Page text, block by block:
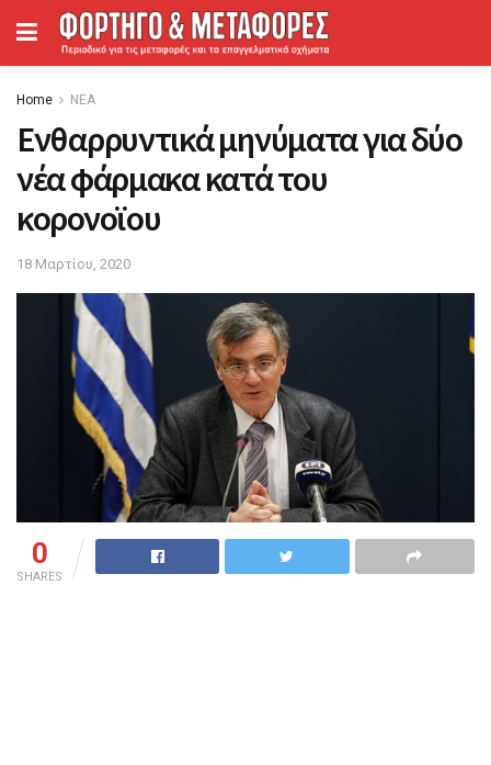
Home ΝΕΑ
Ενθαρρυντικά μηνύματα για δύο
νέα φάρμακα κατά του
κορονοϊου
18 Μαρτίου, 2020
0
SHARES